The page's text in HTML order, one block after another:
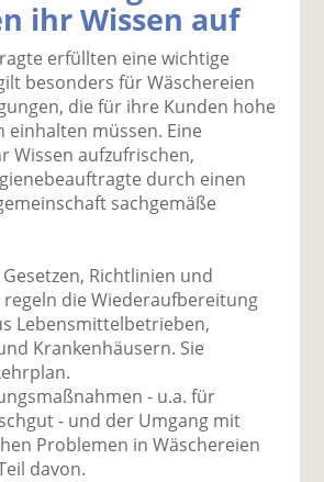
k
el
a
uf
F
ac
e
b
o
te
il
e
n
k
el
t
wi
tt
er
n
k
a
uf
Li
k
e
di
te
il
e
k
er
E
l
d
ru
ck
ihr Wissen auf
erfüllten eine wichtige
besonders für Wäschereien
die für ihre Kunden hohe
einhalten müssen. Eine
Wissen aufzufrischen,
durch einen
sachgemäße
Richtlinien und
die Wiederaufbereitung
Lebensmittelbetrieben,
Krankenhäusern. Sie
- u.a. für
- und der Umgang mit
Problemen in Wäschereien
davon.